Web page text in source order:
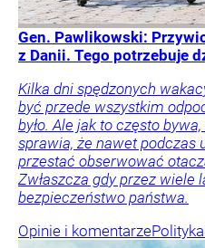
Gen. Pawlikowski:
z Danii. Tego potrzebuje
Kilka dni spędzonych
być przede wszystkim
było. Ale jak to często
sprawia, że nawet podczas
przestać obserwować
Zwłaszcza gdy przez wiele
bezpieczeństwo państwa.
Opinie i komentarzePolityka